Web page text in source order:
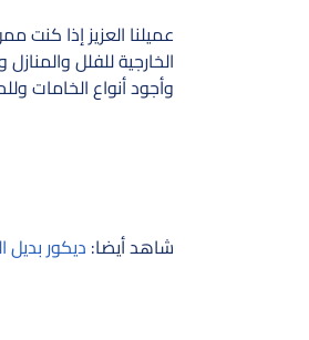
عميلنا العزيز إذا
الخارجية للفلل
وأجود أنواع الخامات
شاهد أيضا: ديكور بديل